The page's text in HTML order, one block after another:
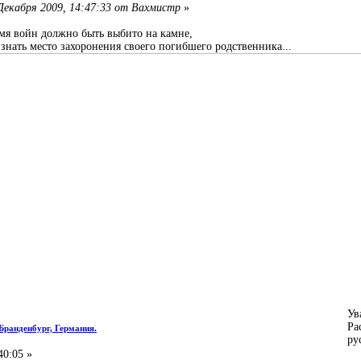
2009, 14:47:33 от Вахмистр »
войн должно быть выбито на камне,
место захоронения своего погибшего родственника...
Германия.
»